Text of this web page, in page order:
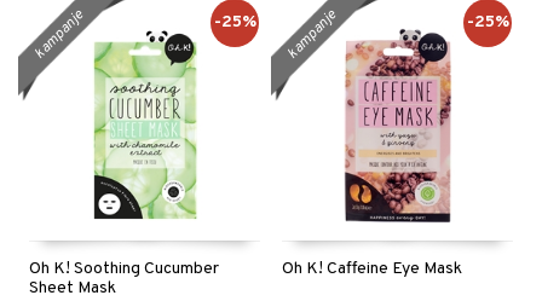
Oh K! Soothing Cucumber
Sheet Mask
kampanje -25%
Oh K! Caffeine Eye Mask
kampanje -25%